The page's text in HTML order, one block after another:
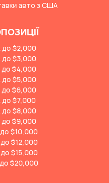
авто з США
до $2,000
до $3,000
до $4,000
до $5,000
до $6,000
до $7,000
до $8,000
до $9,000
$10,000
$12,000
$15,000
$20,000